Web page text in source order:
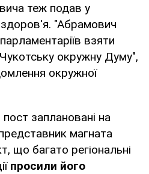
теж подав у
"Абрамович
взяти
окружну Думу",
окружної
заплановані на
магната
що багато регіональні
просили його